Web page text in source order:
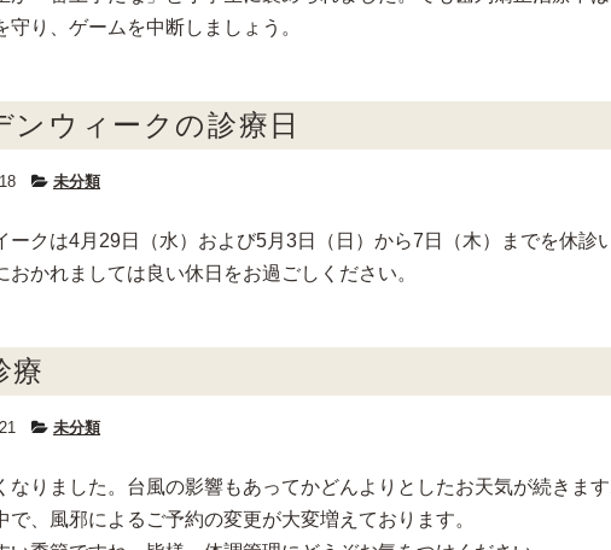
守り、ゲームを中断しましょう。
ンウィークの診療日
未分類
ークは4月29日（水）および5月3日（日）から7日（木）までを休診
おかれましては良い休日をお過ごしください。
療
未分類
なりました。台風の影響もあってかどんよりとしたお天気が続きます
で、風邪によるご予約の変更が大変増えております。